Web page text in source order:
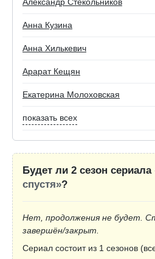
Александр Стекольников
Анна Кузина
Анна Хилькевич
Арарат Кещян
Екатерина Молоховская
показать всех
Будет ли 2 сезон сериала
спустя»?
Нет, продолжения не будет.
завершён/закрыт.
Сериал состоит из 1 сезонов